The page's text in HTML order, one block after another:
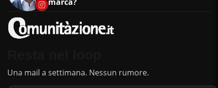
Una mail a settimana. Nessun rumore.